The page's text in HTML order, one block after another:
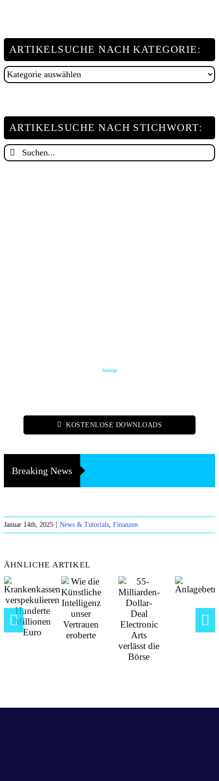
ARTIKELSUCHE NACH KATEGORIE:
Artikelsuche
ARTIKELSUCHE NACH STICHWORT:
Suche
Anzeige
KOSTENLOSE DOWNLOADS
Breaking News
Januar 14th, 2025 News & Tutorials Finanzen
ÄHNLICHE ARTIKEL